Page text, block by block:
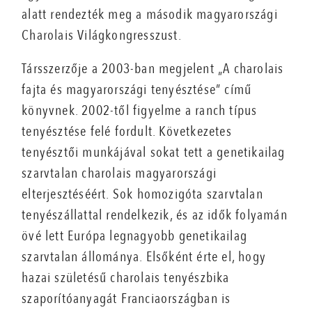
alatt rendezték meg a második magyarországi
Charolais Világkongresszust.
Társszerzője a 2003-ban megjelent „A charolais
fajta és magyarországi tenyésztése” című
könyvnek. 2002-től figyelme a ranch típus
tenyésztése felé fordult. Következetes
tenyésztői munkájával sokat tett a genetikailag
szarvtalan charolais magyarországi
elterjesztéséért. Sok homozigóta szarvtalan
tenyészállattal rendelkezik, és az idők folyamán
övé lett Európa legnagyobb genetikailag
szarvtalan állománya. Elsőként érte el, hogy
hazai születésű charolais tenyészbika
szaporítóanyagát Franciaországban is